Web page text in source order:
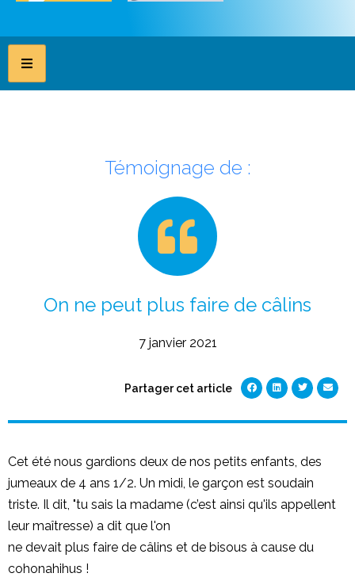
Témoignage de :
On ne peut plus faire de câlins
7 janvier 2021
Partager cet article
Cet été nous gardions deux de nos petits enfants, des
jumeaux de 4 ans 1/2. Un midi, le garçon est soudain
triste. Il dit, "tu sais la madame (c’est ainsi qu'ils appellent
leur maîtresse) a dit que l'on
ne devait plus faire de câlins et de bisous à cause du
cohonahihus !